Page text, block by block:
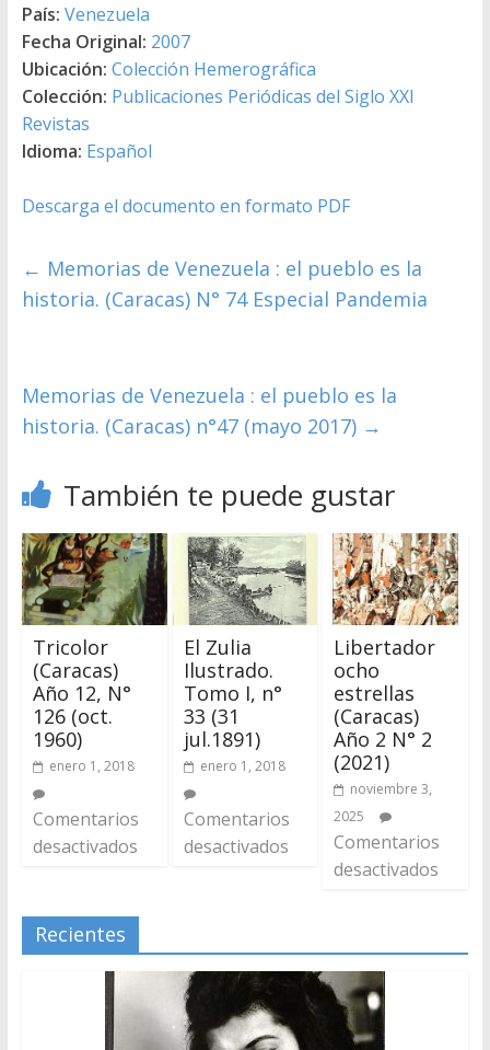
País: Venezuela
Fecha Original: 2007
Ubicación: Colección Hemerográfica
Colección: Publicaciones Periódicas del Siglo XXI
Revistas
Idioma: Español
Descarga el documento en formato PDF
← Memorias de Venezuela : el pueblo es la
historia. (Caracas) N° 74 Especial Pandemia
Memorias de Venezuela : el pueblo es la
historia. (Caracas) n°47 (mayo 2017) →
También te puede gustar
Tricolor
(Caracas)
Año 12, N°
126 (oct.
1960)
enero 1, 2018
Comentarios
desactivados
El Zulia
Ilustrado.
Tomo I, n°
33 (31
jul.1891)
enero 1, 2018
Comentarios
desactivados
Libertador
ocho
estrellas
(Caracas)
Año 2 N° 2
(2021)
noviembre 3,
2025
Comentarios
desactivados
Recientes